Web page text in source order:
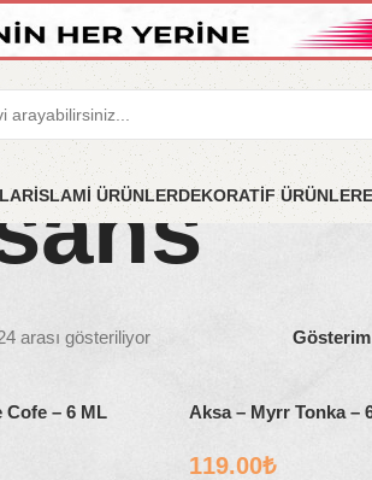
İSLAMİ ÜRÜNLERDEKORATİF ÜRÜNLER
arası gösteriliyor Gösterim
Cofe – 6 ML Aksa – Myrr Tonka –
119.00₺